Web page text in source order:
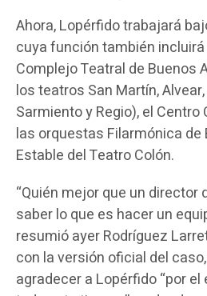
Ahora, Lopérfido trabajará
cuya función también
Complejo Teatral de Buenos
los teatros San Martín, Alvear,
Sarmiento y Regio), el
las orquestas Filarmónica de
Estable del Teatro Colón.
“Quién mejor que un director
saber lo que es hacer un
resumió ayer Rodríguez
con la versión oficial del
agradecer a Lopérfido “por